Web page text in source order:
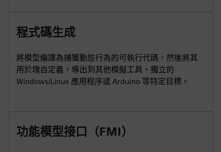
程式碼生成
將模型編譯為捕獲動態行為的可執行代碼，然後將其
用於塊自定義，導出到其他模擬工具，獨立的
Windows/Linux 應用程序或 Arduino 等特定目標。
功能模型接口（FMI）